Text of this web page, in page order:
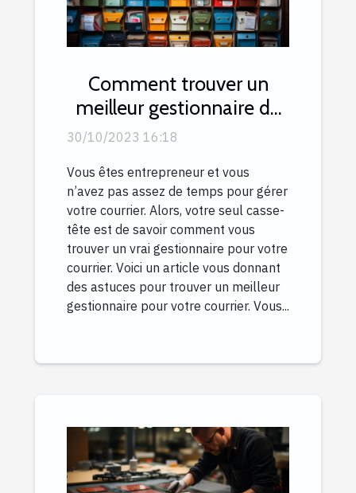
Comment trouver un
meilleur gestionnaire de
courrier ?
30/10/2023 16:18
Vous êtes entrepreneur et vous
n’avez pas assez de temps pour gérer
votre courrier. Alors, votre seul casse-
tête est de savoir comment vous
trouver un vrai gestionnaire pour votre
courrier. Voici un article vous donnant
des astuces pour trouver un meilleur
gestionnaire pour votre courrier. Vous...